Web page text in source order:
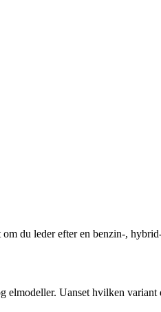
du leder efter en benzin-,
elmodeller. Uanset hvilken